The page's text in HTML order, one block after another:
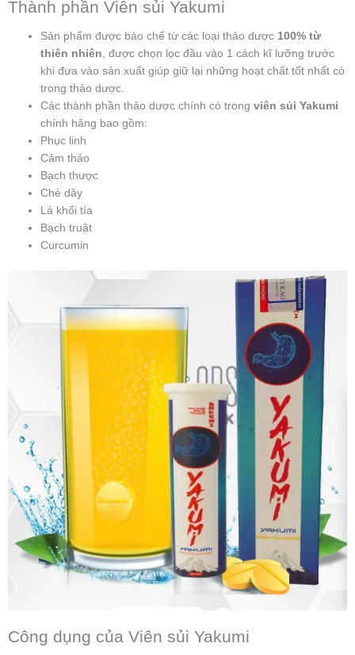
Thành phần Viên sủi Yakumi
Sản phẩm được bào chế từ các loại thảo dược 100% từ
thiên nhiên , được chọn lọc đầu vào 1 cách kĩ lưỡng trước
khi đưa vào sản xuất giúp giữ lại những hoạt chất tốt nhất có
trong thảo dược.
Các thành phần thảo dược chính có trongviên sủi Yakumi
chính hãng bao gồm:
Phục linh
Cảm thảo
Bạch thược
Chè dây
Lá khối tía
Bạch truật
Curcumin
Công dụng của Viên sủi Yakumi